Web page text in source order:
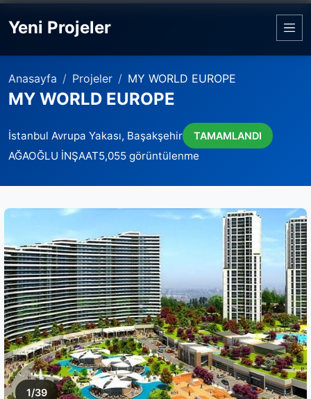
Yeni Projeler
Anasayfa Projeler MY WORLD EUROPE
MY WORLD EUROPE
İstanbul Avrupa Yakası, Başakşehir TAMAMLANDI
AĞAOĞLU İNŞAAT5,055 görüntülenme
1/39